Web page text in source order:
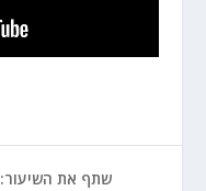
שתף את השיעור: